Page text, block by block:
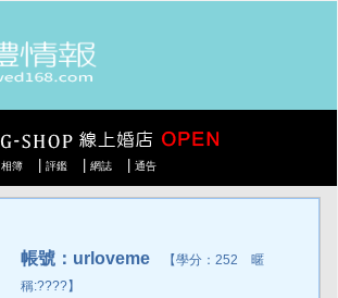
相簿 評鑑 網誌 通告
帳號：urloveme 【學分：252 暱
稱:????】